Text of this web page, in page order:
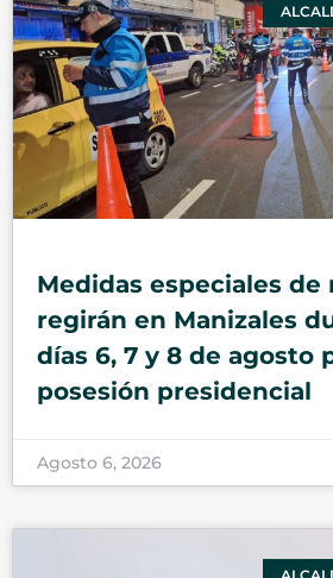
Medidas especiales de
regirán en Manizales
días 6, 7 y 8 de agosto
posesión presidencial
Agosto 6, 2026